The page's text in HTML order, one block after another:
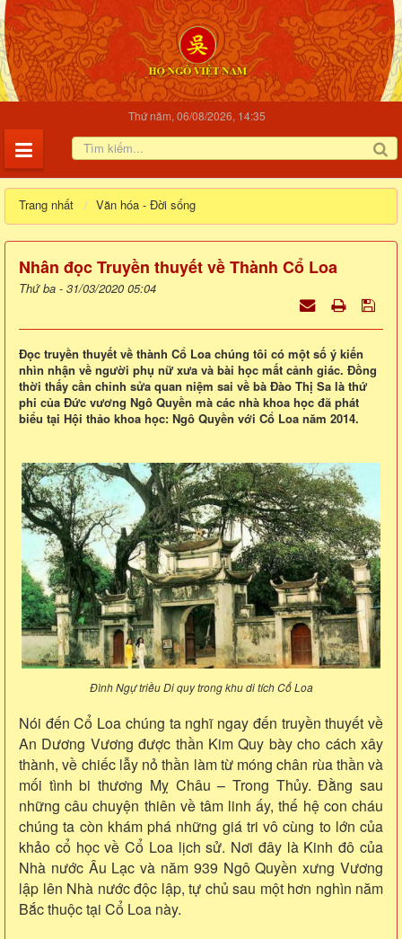
Thứ năm, 06/08/2026, 14:35
Trang nhất Văn hóa - Đời sống
Nhân đọc Truyền thuyết về Thành Cổ Loa
Thứ ba - 31/03/2020 05:04
Đọc truyền thuyết về thành Cổ Loa chúng tôi có một số ý kiến
nhìn nhận về người phụ nữ xưa và bài học mất cảnh giác. Đồng
thời thấy cần chỉnh sửa quan niệm sai về bà Đào Thị Sa là thứ
phi của Đức vương Ngô Quyền mà các nhà khoa học đã phát
biểu tại Hội thảo khoa học: Ngô Quyền với Cổ Loa năm 2014.
Đình Ngự triều Di quy trong khu di tích Cổ Loa
Nói đến Cổ Loa chúng ta nghĩ ngay đến truyền thuyết về
An Dương Vương được thần Kim Quy bày cho cách xây
thành, về chiếc lẫy nỏ thần làm từ móng chân rùa thần và
mối tình bi thương Mỵ Châu – Trong Thủy. Đằng sau
những câu chuyện thiên về tâm linh ấy, thế hệ con cháu
chúng ta còn khám phá những giá tri vô cùng to lớn của
khảo cổ học về Cổ Loa lịch sử. Nơi đây là Kinh đô của
Nhà nước Âu Lạc và năm 939 Ngô Quyền xưng Vương
lập lên Nhà nước độc lập, tự chủ sau một hơn nghìn năm
Bắc thuộc tại Cổ Loa này.